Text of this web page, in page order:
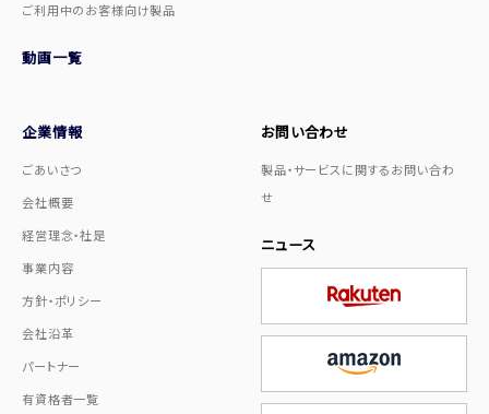
ご利用中のお客様向け製品
動画一覧
企業情報
ごあいさつ
会社概要
経営理念・社是
事業内容
方針・ポリシー
会社沿革
パートナー
有資格者一覧
お問い合わせ
製品・サービスに関するお問い合わ
せ
ニュース